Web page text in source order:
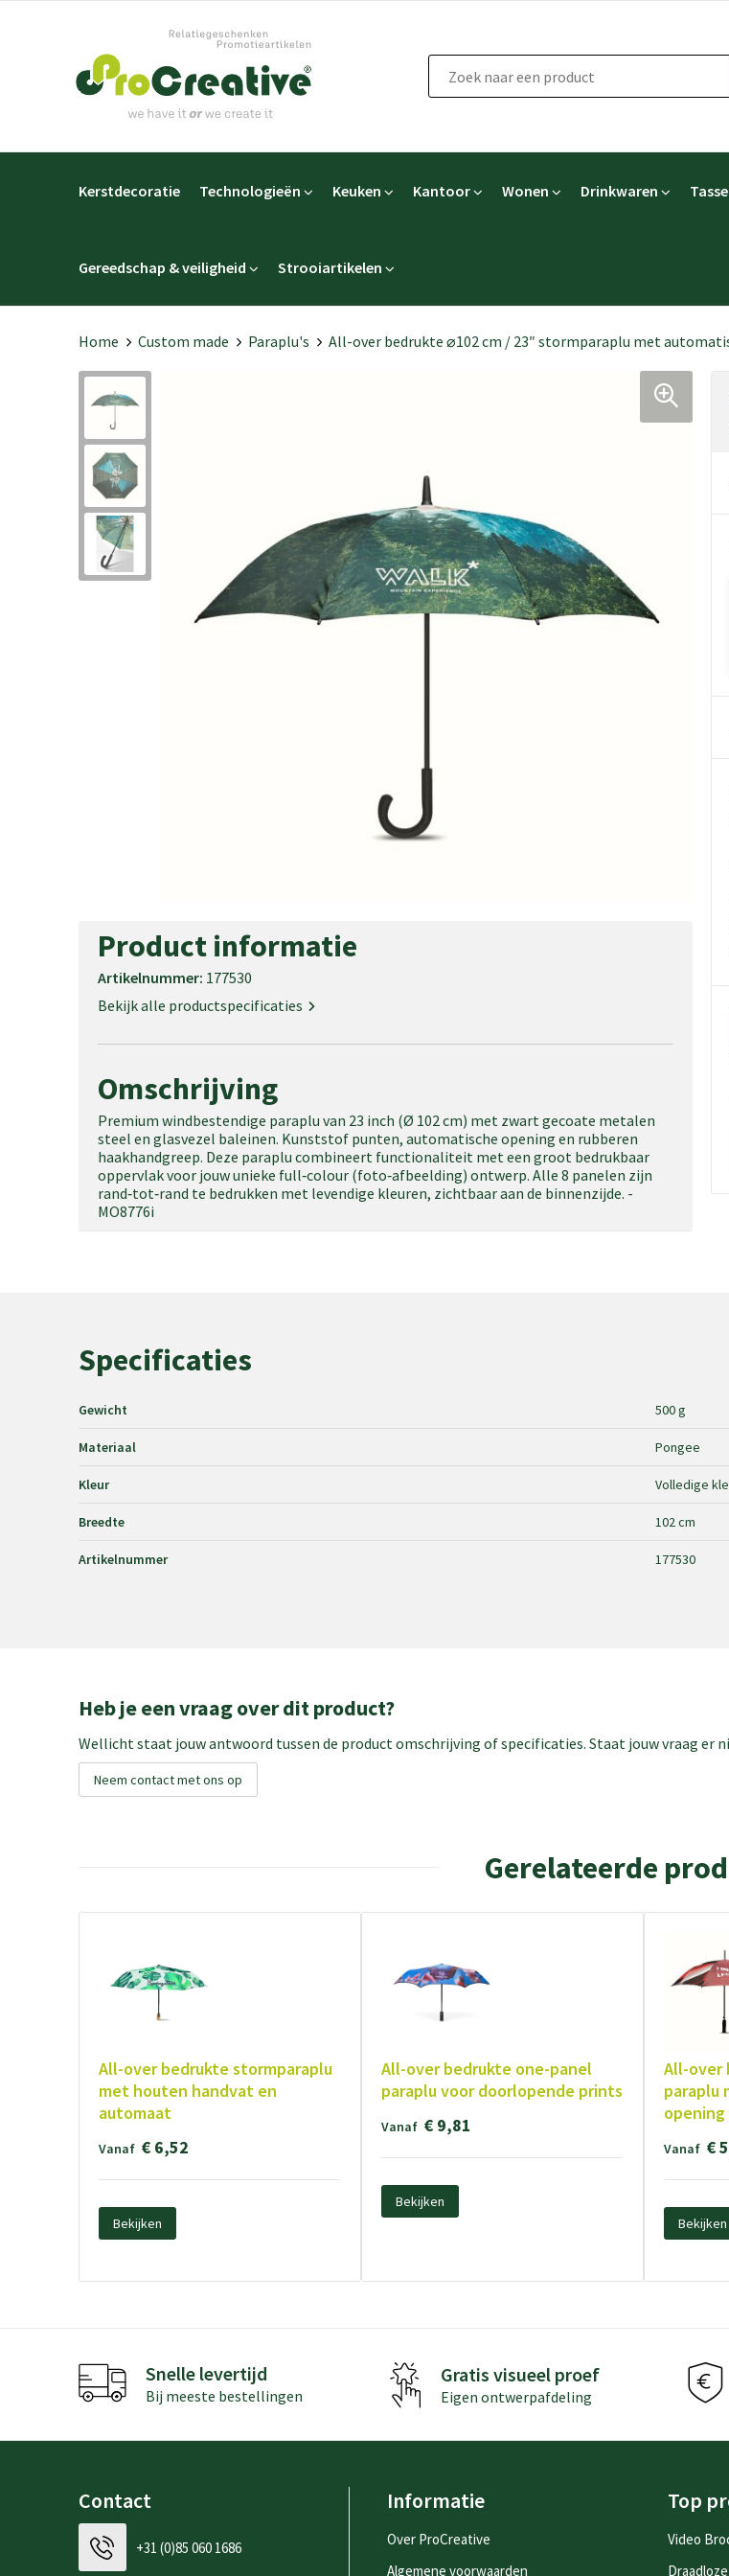
Kerstdecoratie Technologieën Keuken Kantoor Wonen Drinkwaren
Gereedschap & veiligheid Strooiartikelen
Home Custom made Paraplu's All-over bedrukte ⌀102 cm / 23″ stormparaplu met
Product informatie
Artikelnummer: 177530
Bekijk alle productspecificaties
Omschrijving
Premium windbestendige paraplu van 23 inch (Ø 102 cm) met zwart gecoate metalen
steel en glasvezel baleinen. Kunststof punten, automatische opening en rubberen
haakhandgreep. Deze paraplu combineert functionaliteit met een groot bedrukbaar
oppervlak voor jouw unieke full‑colour (foto‑afbeelding) ontwerp. Alle 8 panelen zijn
rand‑tot‑rand te bedrukken met levendige kleuren, zichtbaar aan de binnenzijde. -
MO8776i
Specificaties
Gewicht 500 g
Materiaal Pongee
Kleur Volledige
Breedte 102 cm
Artikelnummer 177530
Heb je een vraag over dit product?
Wellicht staat jouw antwoord tussen de product omschrijving of specificaties. Staat jouw vraag er
Neem contact met ons op
Gerelateerde
All-over bedrukte stormparaplu
met houten handvat en
automaat
Vanaf € 6,52
Bekijken
All-over bedrukte one-panel
paraplu voor doorlopende prints
Vanaf € 9,81
Bekijken
All-over
paraplu
opening
Vanaf €
Bekijken
Snelle levertijd
Bij meeste bestellingen
Gratis visueel proef
Eigen ontwerpafdeling
Contact
+31 (0)85 060 1686
Informatie
Over ProCreative
Algemene voorwaarden
Top
Video